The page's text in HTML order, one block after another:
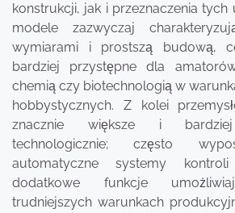
konstrukcji, jak i przeznaczenia tych
modele zazwyczaj
wymiarami i prostszą budową,
bardziej przystępne dla
chemią czy biotechnologią w
hobbystycznych. Z kolei
znacznie większe i bardziej
technologicznie; często
automatyczne systemy
dodatkowe funkcje
trudniejszych warunkach